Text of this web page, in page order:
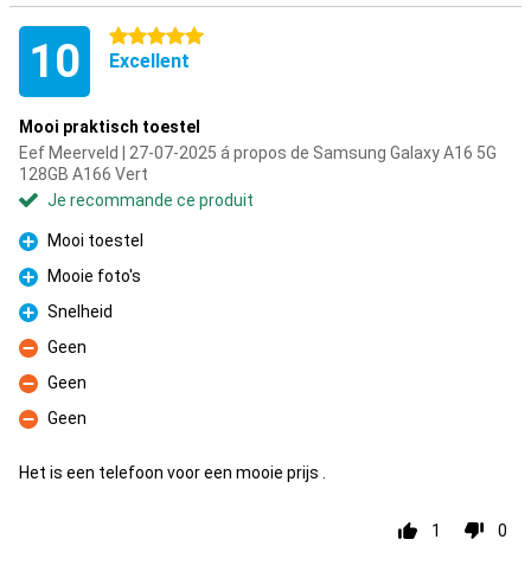
10 5 étoiles
Excellent
Mooi praktisch toestel
Eef Meerveld | 27-07-2025 á propos de Samsung Galaxy A16 5G
128GB A166 Vert
Je recommande ce produit
Pour
Mooi toestel
Pour
Mooie foto's
Pour
Snelheid
Contre
Geen
Contre
Geen
Contre
Geen
Het is een telefoon voor een mooie prijs .
1 0